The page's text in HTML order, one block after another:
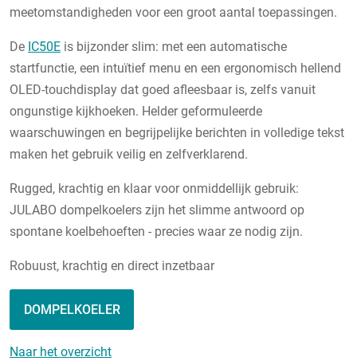
meetomstandigheden voor een groot aantal toepassingen.
De IC50E is bijzonder slim: met een automatische
startfunctie, een intuïtief menu en een ergonomisch hellend
OLED-touchdisplay dat goed afleesbaar is, zelfs vanuit
ongunstige kijkhoeken. Helder geformuleerde
waarschuwingen en begrijpelijke berichten in volledige tekst
maken het gebruik veilig en zelfverklarend.
Rugged, krachtig en klaar voor onmiddellijk gebruik:
JULABO dompelkoelers zijn het slimme antwoord op
spontane koelbehoeften - precies waar ze nodig zijn.
Robuust, krachtig en direct inzetbaar
DOMPELKOELER
Naar het overzicht